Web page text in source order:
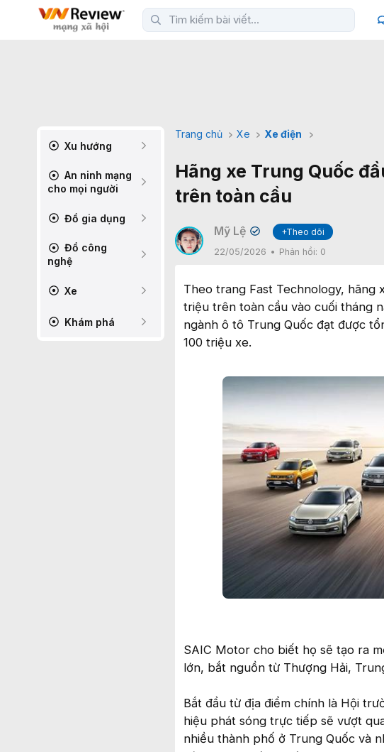
Xu hướng
An ninh mạng
cho mọi người
Đồ gia dụng
Đồ công
nghệ
Xe
Khám phá
Trang chủ Xe Xe điện
Hãng xe Trung Quốc
trên toàn cầu
Mỹ Lệ ✔
+Theo dõi
22/05/2026
Phản hồi: 0
Theo trang Fast Technology, hãng
triệu trên toàn cầu vào cuối tháng
ngành ô tô Trung Quốc đạt được
100 triệu xe.
SAIC Motor cho biết họ sẽ tạo ra
lớn, bắt nguồn từ Thượng Hải,
Bắt đầu từ địa điểm chính là Hội
hiệu phát sóng trực tiếp sẽ vượt
nhiều thành phố ở Trung Quốc và